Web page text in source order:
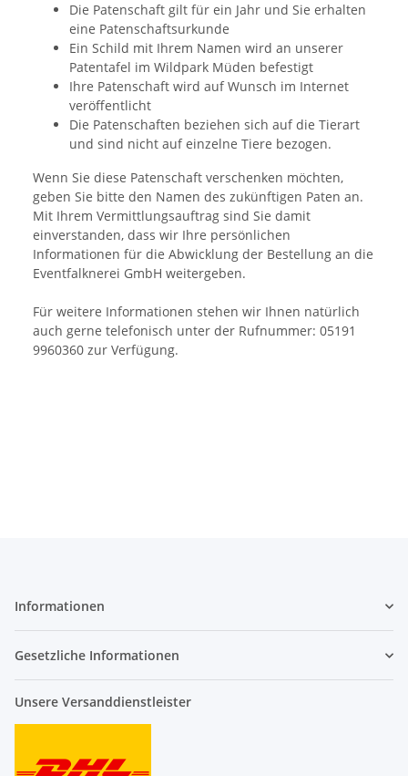
Die Patenschaft gilt für ein Jahr und Sie erhalten
eine Patenschaftsurkunde
Ein Schild mit Ihrem Namen wird an unserer
Patentafel im Wildpark Müden befestigt
Ihre Patenschaft wird auf Wunsch im Internet
veröffentlicht
Die Patenschaften beziehen sich auf die Tierart
und sind nicht auf einzelne Tiere bezogen.
Wenn Sie diese Patenschaft verschenken möchten,
geben Sie bitte den Namen des zukünftigen Paten an.
Mit Ihrem Vermittlungsauftrag sind Sie damit
einverstanden, dass wir Ihre persönlichen
Informationen für die Abwicklung der Bestellung an die
Eventfalknerei GmbH weitergeben.
Für weitere Informationen stehen wir Ihnen natürlich
auch gerne telefonisch unter der Rufnummer: 05191
9960360 zur Verfügung.
Informationen
Gesetzliche Informationen
Unsere Versanddienstleister